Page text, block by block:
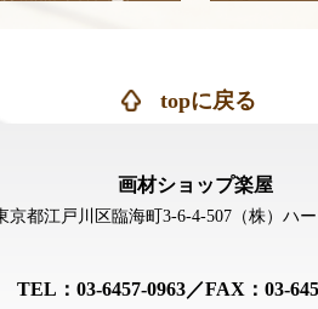
topに戻る
画材ショップ楽屋
京都江戸川区臨海町3-6-4-507（株）ハ
TEL：03-6457-0963／FAX：03-